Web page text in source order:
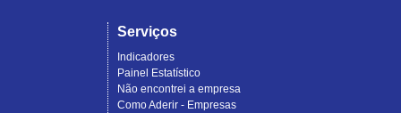
Serviços
Indicadores
Painel Estatístico
Não encontrei a empresa
Como Aderir - Empresas